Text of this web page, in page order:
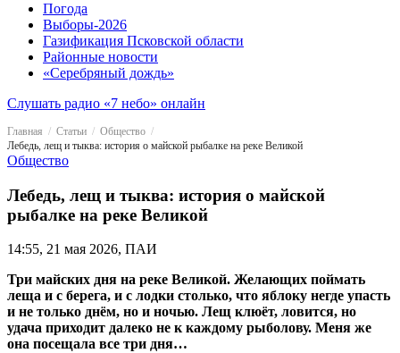
Погода
Выборы-2026
Газификация Псковской области
Районные новости
«Серебряный дождь»
Слушать радио «7 небо» онлайн
Главная Статьи
Общество
Лебедь, лещ и тыква: история о майской рыбалке на реке Великой
Общество
Лебедь, лещ и тыква: история о майской
рыбалке на реке Великой
14:55, 21 мая 2026, ПАИ
Три майских дня на реке Великой. Желающих поймать
леща и с берега, и с лодки столько, что яблоку негде упасть
и не только днём, но и ночью. Лещ клюёт, ловится, но
удача приходит далеко не к каждому рыболову. Меня же
она посещала все три дня…